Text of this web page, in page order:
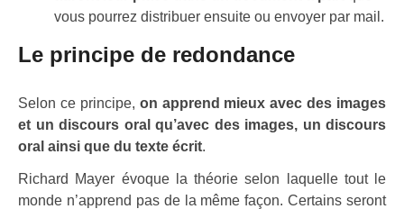
vous pourrez distribuer ensuite ou envoyer par mail.
Le principe de redondance
Selon ce principe, on apprend mieux avec des images
et un discours oral qu’avec des images, un discours
oral ainsi que du texte écrit.
Richard Mayer évoque la théorie selon laquelle tout le
monde n’apprend pas de la même façon. Certains seront